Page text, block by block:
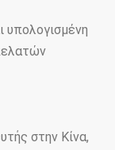
υπολογισμένη
στην Κίνα,